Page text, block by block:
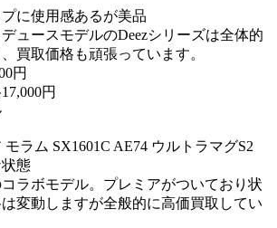
に使用感あるが美品
ュースモデルのDeezシリーズは全体的
買取価格も頑張っています。
円
17,000円
ラム SX1601C AE74 ウルトラマグS2
態
ラボモデル。プレミアがついており状
変動しますが全般的に高価買取してい